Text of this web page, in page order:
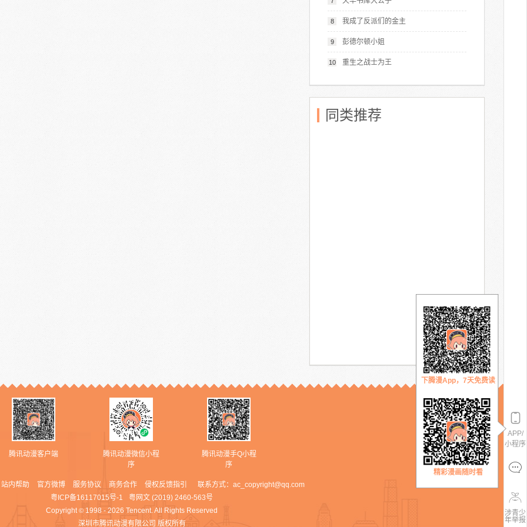
8 我成了反派们的金主
9 彭德尔顿小姐
10 重生之战士为王
同类推荐
腾讯动漫客户端
腾讯动漫微信小程
序
腾讯动漫手Q小程
序
站内帮助 官方微博 服务协议 商务合作 侵权反馈指引 联系方式： ac_copyright@qq.com
粤ICP备16117015号-1
粤网文 (2019) 2460-563号
Copyright © 1998 - 2026 Tencent. All Rights Reserved
深圳市腾讯动漫有限公司 版权所有
APP/
小程序
下腾漫App，7天免费读
精彩漫画随时看
涉青少
年举报